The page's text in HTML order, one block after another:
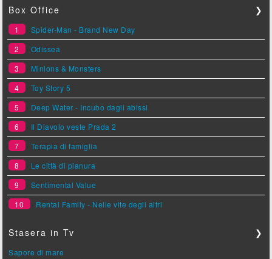
Box Office ❯
1
Spider-Man - Brand New Day
2
Odissea
3
Minions & Monsters
4
Toy Story 5
5
Deep Water - Incubo dagli abissi
6
Il Diavolo veste Prada 2
7
Terapia di famiglia
8
Le città di pianura
9
Sentimental Value
10
Rental Family - Nelle vite degli altri
Stasera in Tv ❯
Sapore di mare